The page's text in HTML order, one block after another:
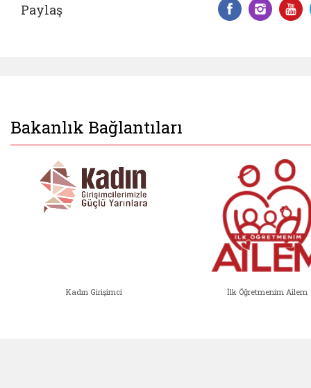
Paylaş
Bakanlık Bağlantıları
Kadın Girişimci İlk Öğretmenim Ailem